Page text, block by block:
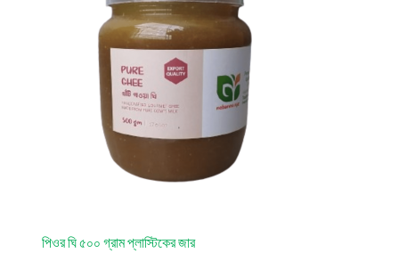
পিওর ঘি ৫০০ গ্রাম প্লাস্টিকের জার